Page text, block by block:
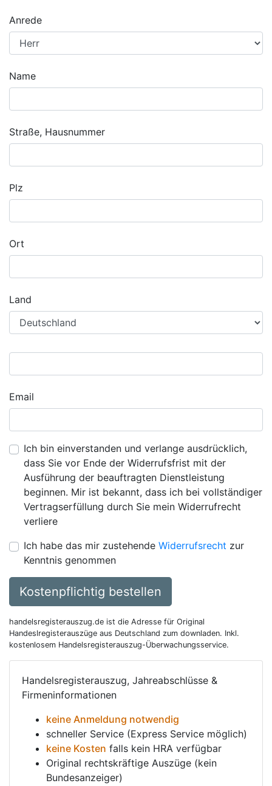
Anrede
Name
Straße, Hausnummer
Plz
Ort
Land
Email
Ich bin einverstanden und verlange ausdrücklich,
dass Sie vor Ende der Widerrufsfrist mit der
Ausführung der beauftragten Dienstleistung
beginnen. Mir ist bekannt, dass ich bei vollständiger
Vertragserfüllung durch Sie mein Widerrufrecht
verliere
Ich habe das mir zustehende Widerrufsrecht zur
Kenntnis genommen
Kostenpflichtig bestellen
handelsregisterauszug.de ist die Adresse für Original
Handeslregisterauszüge aus Deutschland zum downladen. Inkl.
kostenlosem Handelsregisterauszug-Überwachungsservice.
Handelsregisterauszug, Jahreabschlüsse &
Firmeninformationen
keine Anmeldung notwendig
schneller Service (Express Service möglich)
keine Kosten falls kein HRA verfügbar
Original rechtskräftige Auszüge (kein
Bundesanzeiger)